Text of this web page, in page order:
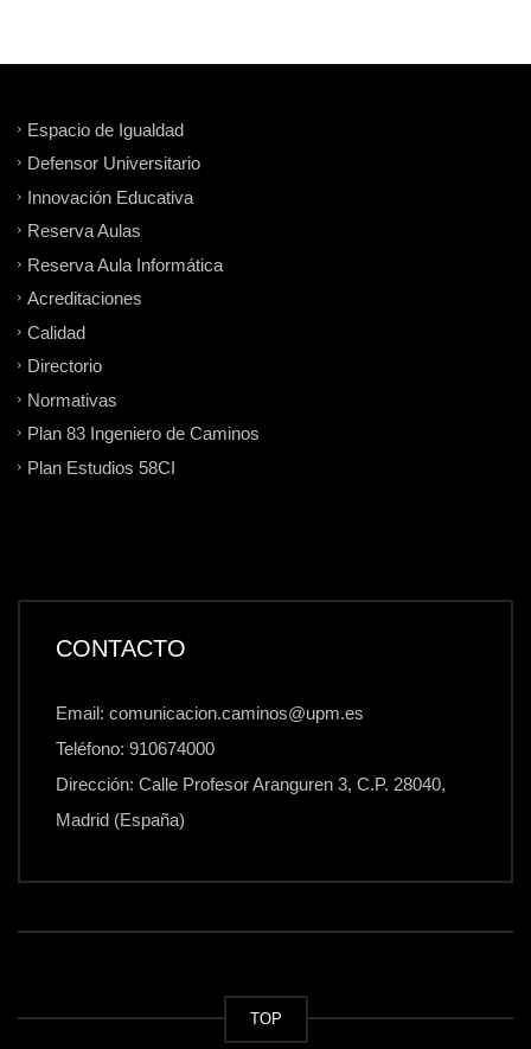
Espacio de Igualdad
Defensor Universitario
Innovación Educativa
Reserva Aulas
Reserva Aula Informática
Acreditaciones
Calidad
Directorio
Normativas
Plan 83 Ingeniero de Caminos
Plan Estudios 58CI
CONTACTO
Email: comunicacion.caminos@upm.es
Teléfono: 910674000
Dirección: Calle Profesor Aranguren 3, C.P. 28040,
Madrid (España)
TOP